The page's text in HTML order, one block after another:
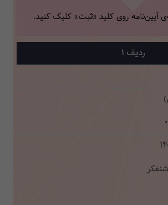
آیین‌نامه روی کلید «ثبت» کلیک کنید.
1